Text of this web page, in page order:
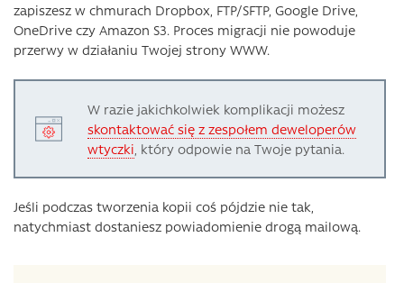
zapiszesz w chmurach Dropbox, FTP/SFTP, Google Drive,
OneDrive czy Amazon S3. Proces migracji nie powoduje
przerwy w działaniu Twojej strony WWW.
W razie jakichkolwiek komplikacji możesz
skontaktować się z zespołem deweloperów
wtyczki, który odpowie na Twoje pytania.
Jeśli podczas tworzenia kopii coś pójdzie nie tak,
natychmiast dostaniesz powiadomienie drogą mailową.